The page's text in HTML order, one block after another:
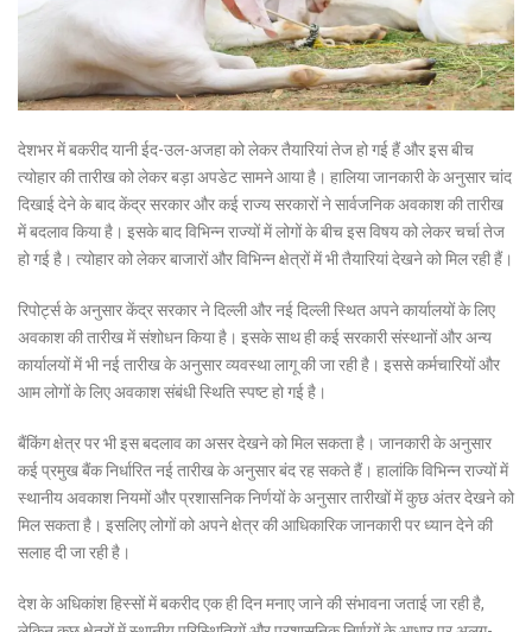
देशभर में बकरीद यानी ईद-उल-अजहा को लेकर तैयारियां तेज हो गई हैं और इस बीच
त्योहार की तारीख को लेकर बड़ा अपडेट सामने आया है। हालिया जानकारी के अनुसार चांद
दिखाई देने के बाद केंद्र सरकार और कई राज्य सरकारों ने सार्वजनिक अवकाश की तारीख
में बदलाव किया है। इसके बाद विभिन्न राज्यों में लोगों के बीच इस विषय को लेकर चर्चा तेज
हो गई है। त्योहार को लेकर बाजारों और विभिन्न क्षेत्रों में भी तैयारियां देखने को मिल रही हैं।
रिपोर्ट्स के अनुसार केंद्र सरकार ने दिल्ली और नई दिल्ली स्थित अपने कार्यालयों के लिए
अवकाश की तारीख में संशोधन किया है। इसके साथ ही कई सरकारी संस्थानों और अन्य
कार्यालयों में भी नई तारीख के अनुसार व्यवस्था लागू की जा रही है। इससे कर्मचारियों और
आम लोगों के लिए अवकाश संबंधी स्थिति स्पष्ट हो गई है।
बैंकिंग क्षेत्र पर भी इस बदलाव का असर देखने को मिल सकता है। जानकारी के अनुसार
कई प्रमुख बैंक निर्धारित नई तारीख के अनुसार बंद रह सकते हैं। हालांकि विभिन्न राज्यों में
स्थानीय अवकाश नियमों और प्रशासनिक निर्णयों के अनुसार तारीखों में कुछ अंतर देखने को
मिल सकता है। इसलिए लोगों को अपने क्षेत्र की आधिकारिक जानकारी पर ध्यान देने की
सलाह दी जा रही है।
देश के अधिकांश हिस्सों में बकरीद एक ही दिन मनाए जाने की संभावना जताई जा रही है,